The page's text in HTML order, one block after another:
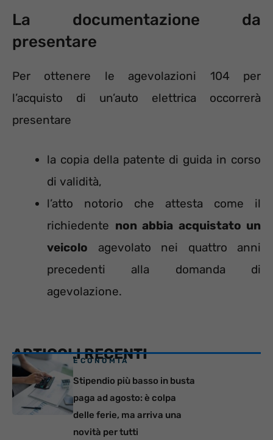
La documentazione da
presentare
Per ottenere le agevolazioni 104 per
l’acquisto di un’auto elettrica occorrerà
presentare
la copia della patente di guida in corso
di validità,
l’atto notorio che attesta come il
richiedente non abbia acquistato un
veicolo agevolato nei quattro anni
precedenti alla domanda di
agevolazione.
ARTICOLI RECENTI
ECONOMIA
Stipendio più basso in busta
paga ad agosto: è colpa
delle ferie, ma arriva una
novità per tutti